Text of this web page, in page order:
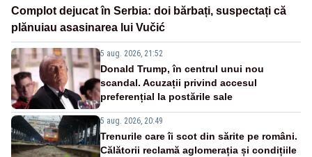
Complot dejucat în Serbia: doi bărbați, suspectați că
plănuiau asasinarea lui Vučić
5 aug. 2026, 21:52
Donald Trump, în centrul unui nou
scandal. Acuzații privind accesul
preferențial la postările sale
5 aug. 2026, 20:49
Trenurile care îi scot din sărite pe români.
Călătorii reclamă aglomerația și condițiile